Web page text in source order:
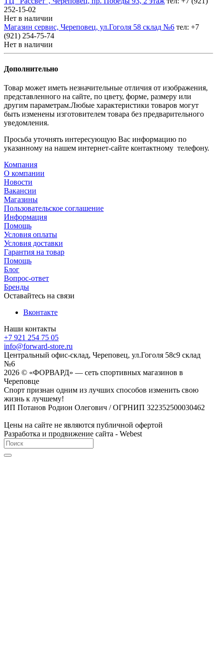
252-15-02
Нет в наличии
Магазин сервис, Череповец, ул.Гоголя 58 склад №6 тел: +7
(921) 254-75-74
Нет в наличии
Дополнительно
Товар может иметь незначительные отличия от изображения,
представленного на сайте, по цвету, форме, размеру или
другим параметрам.Любые характеристики товаров могут
быть изменены изготовителем товара без предварительного
уведомления.
Просьба уточнять интересующую Вас информацию по
указанному на нашем интернет-сайте контактному телефону.
Компания
О компании
Новости
Вакансии
Магазины
Пользовательское соглашение
Информация
Помощь
Условия оплаты
Условия доставки
Гарантия на товар
Помощь
Блог
Вопрос-ответ
Бренды
Оставайтесь на связи
Вконтакте
Наши контакты
+7 921 254 75 05
info@forward-store.ru
Центральный офис-склад, Череповец, ул.Гоголя 58с9 склад
№6
2026 © «ФОРВАРД» — сеть спортивных магазинов в
Череповце
Спорт признан одним из лучших способов изменить свою
жизнь к лучшему!
ИП Потанов Родион Олегович / ОГРНИП 322352500030462
Цены на сайте не являются публичной офертой
Разработка и продвижение сайта - Webest